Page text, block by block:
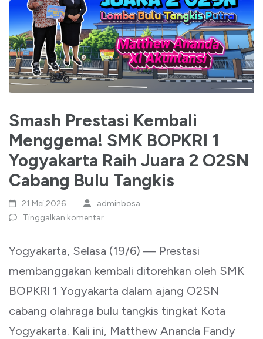
Smash Prestasi Kembali
Menggema! SMK BOPKRI 1
Yogyakarta Raih Juara 2 O2SN
Cabang Bulu Tangkis
21 Mei,2026
adminbosa
Tinggalkan komentar
Yogyakarta, Selasa (19/6) — Prestasi
membanggakan kembali ditorehkan oleh SMK
BOPKRI 1 Yogyakarta dalam ajang O2SN
cabang olahraga bulu tangkis tingkat Kota
Yogyakarta. Kali ini, Matthew Ananda Fandy